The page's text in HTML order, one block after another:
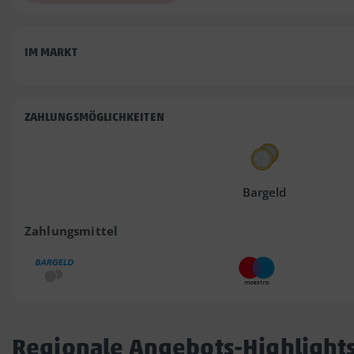
IM MARKT
ZAHLUNGSMÖGLICHKEITEN
Bargeld
Zahlungsmittel
Regionale Angebots-